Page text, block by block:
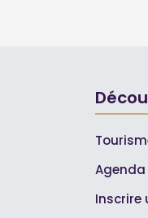
Agenda
Inscrire